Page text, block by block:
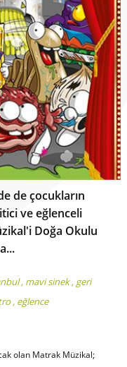
de çocukların
ve eğlenceli
Doğa Okulu
, mavi sinek, geri
, eğlence
olan Matrak Müzikal;